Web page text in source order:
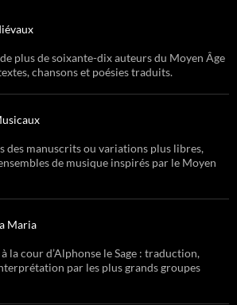
plus de soixante-dix auteurs du Moyen Âge
chansons et poésies traduits.
des manuscrits ou variations plus libres,
de musique inspirés par le Moyen
Maria
la cour d’Alphonse le Sage : traduction,
par les plus grands groupes